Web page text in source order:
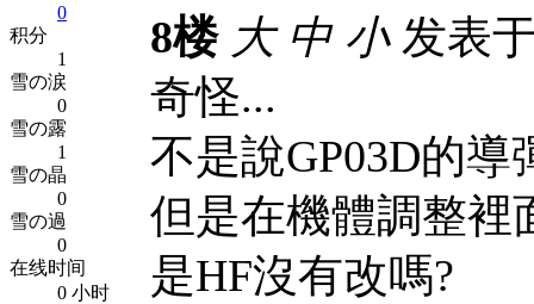
0
积分
1
雪の涙
0
雪の露
1
雪の晶
0
雪の過
0
在线时间
0 小时
8楼 大 中 小发表
奇怪...
不是說GP03D的
但是在機體調整裡
是HF沒有改嗎?